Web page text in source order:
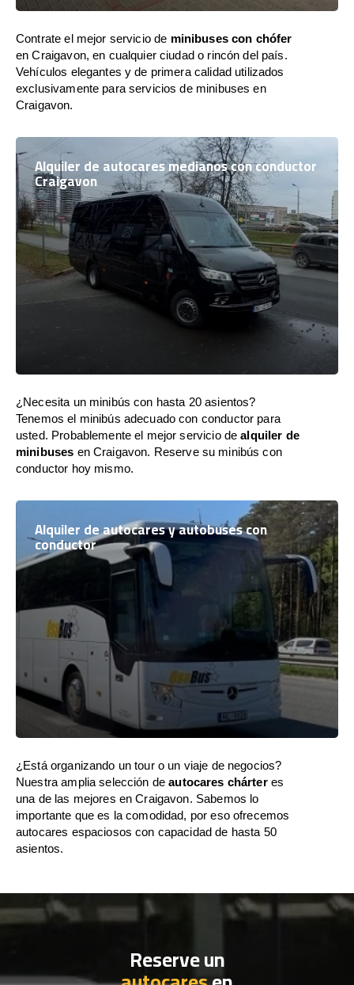
Contrate el mejor servicio de minibuses con chófer
en Craigavon, en cualquier ciudad o rincón del país.
Vehículos elegantes y de primera calidad utilizados
exclusivamente para servicios de minibuses en
Craigavon.
Alquiler de autocares medianos con conductor
Craigavon
¿Necesita un minibús con hasta 20 asientos?
Tenemos el minibús adecuado con conductor para
usted. Probablemente el mejor servicio dealquiler de
minibuses en Craigavon. Reserve su minibús con
conductor hoy mismo.
Alquiler de autocares y autobuses con
conductor
¿Está organizando un tour o un viaje de negocios?
Nuestra amplia selección deautocares chárteres
una de las mejores en Craigavon. Sabemos lo
importante que es la comodidad, por eso ofrecemos
autocares espaciosos con capacidad de hasta 50
asientos.
Reserve un